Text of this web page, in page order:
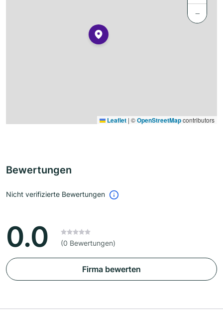
−
Leaflet | ©OpenStreetMapcontributors
Bewertungen
Nicht verifizierte Bewertungen
0.0 (0 Bewertungen)
Firma bewerten